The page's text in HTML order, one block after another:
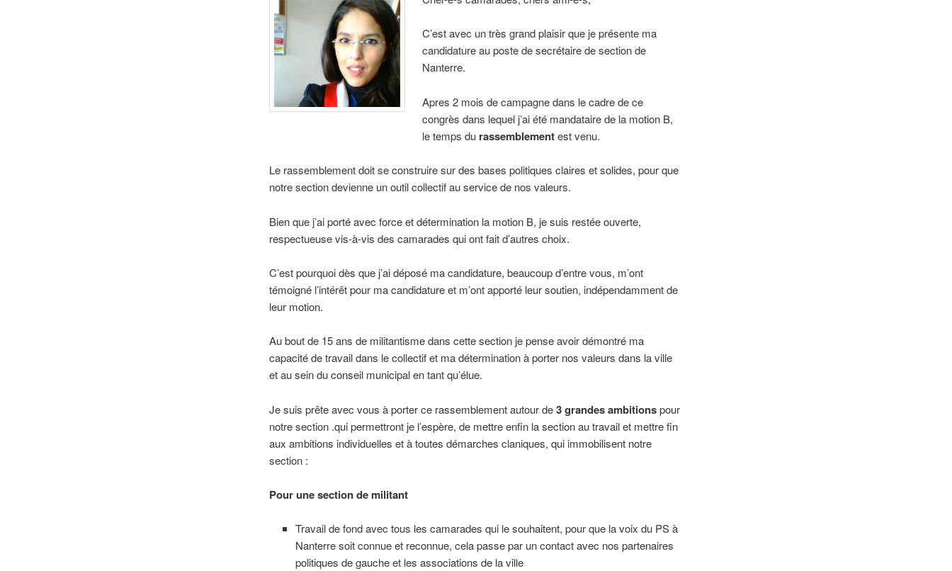
C’est avec un très grand plaisir que je présente ma
candidature au poste de secrétaire de section de
Nanterre.
Apres 2 mois de campagne dans le cadre de ce
congrès dans lequel j’ai été mandataire de la motion B,
le temps du rassemblementest venu.
Le rassemblement doit se construire sur des bases politiques claires et solides, pour que
notre section devienne un outil collectif au service de nos valeurs.
Bien que j’ai porté avec force et détermination la motion B, je suis restée ouverte,
respectueuse vis-à-vis des camarades qui ont fait d’autres choix.
C’est pourquoi dès que j’ai déposé ma candidature, beaucoup d’entre vous, m’ont
témoigné l’intérêt pour ma candidature et m’ont apporté leur soutien, indépendamment de
leur motion.
Au bout de 15 ans de militantisme dans cette section je pense avoir démontré ma
capacité de travail dans le collectif et ma détermination à porter nos valeurs dans la ville
et au sein du conseil municipal en tant qu’élue.
Je suis prête avec vous à porter ce rassemblement autour de3 grandes ambitionspour
notre section .qui permettront je l’espère, de mettre enfin la section au travail et mettre fin
aux ambitions individuelles et à toutes démarches claniques, qui immobilisent notre
section :
Pour une section de militant
Travail de fond avec tous les camarades qui le souhaitent, pour que la voix du PS à
Nanterre soit connue et reconnue, cela passe par un contact avec nos partenaires
politiques de gauche et les associations de la ville